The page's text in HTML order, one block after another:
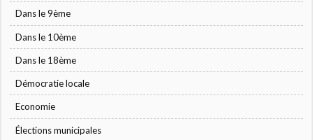
Dans le 9ème
Dans le 10ème
Dans le 18ème
Démocratie locale
Economie
Élections municipales